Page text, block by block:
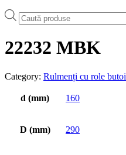
Products
search
22232 MBK
Category: Rulmenți cu role butoi
d (mm) 160
D (mm) 290